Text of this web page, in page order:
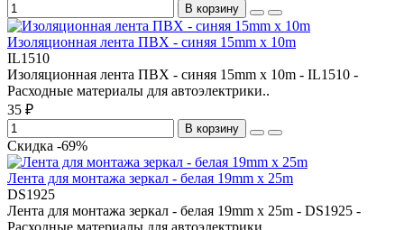
В корзину
Изоляционная лента ПВХ - синяя 15mm x 10m
IL1510
Изоляционная лента ПВХ - синяя 15mm x 10m - IL1510 -
Расходные материалы для автоэлектрики..
35 ₽
В корзину
Скидка -69%
Лента для монтажа зеркал - белая 19mm x 25m
DS1925
Лента для монтажа зеркал - белая 19mm x 25m - DS1925 -
Расходные материалы для автоэлектрики..